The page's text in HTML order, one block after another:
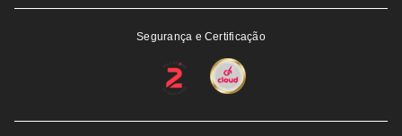
Segurança e Certificação